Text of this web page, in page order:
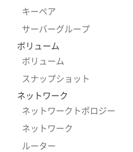
キーペア
サーバーグループ
ボリューム
ボリューム
スナップショット
ネットワーク
ネットワークトポロジー
ネットワーク
ルーター